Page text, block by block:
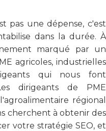
pas une dépense, c'est
dans la durée. À
marqué par un
agricoles, industrielles
qui nous font
dirigeants de PME
régional
cherchent à obtenir des
votre stratégie SEO, et